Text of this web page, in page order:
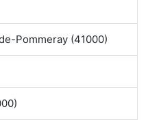
Pommeray (41000)